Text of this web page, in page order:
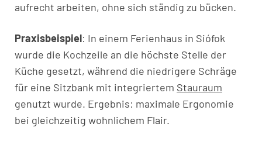
aufrecht arbeiten, ohne sich ständig zu bücken.
Praxisbeispiel: In einem Ferienhaus in Siófok
wurde die Kochzeile an die höchste Stelle der
Küche gesetzt, während die niedrigere Schräge
für eine Sitzbank mit integriertem Stauraum
genutzt wurde. Ergebnis: maximale Ergonomie
bei gleichzeitig wohnlichem Flair.